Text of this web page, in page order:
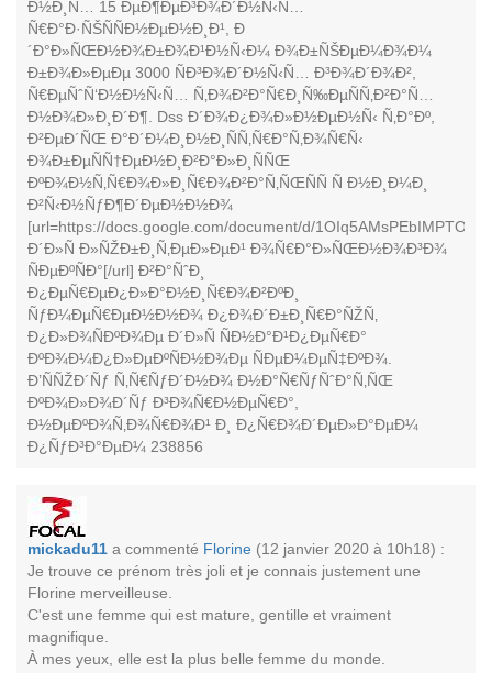
Ð½Ð¸Ñ… 15 ÐµÐ¶ÐµÐ³Ð¾Ð´Ð½Ñ‹Ñ…
Ñ€Ð°Ð·ÑŠÑÑÐ½ÐµÐ½Ð¸Ð¹, Ð
´Ð°Ð»ÑŒÐ½Ð¾Ð±Ð¾Ð¹Ð½Ñ‹Ð¼ Ð¾Ð±ÑŠÐµÐ¼Ð¾Ð¼
Ð±Ð¾Ð»ÐµÐµ 3000 ÑÐ³Ð¾Ð´Ð½Ñ‹Ñ… Ð³Ð¾Ð´Ð¾Ð²,
Ñ€ÐµÑˆÑ‘Ð½Ð½Ñ‹Ñ… Ñ‚Ð¾Ð²Ð°Ñ€Ð¸Ñ‰ÐµÑÑ‚Ð²Ð°Ñ…
Ð½Ð¾Ð»Ð¸Ð´Ð¶. Dss Ð´Ð¾Ð¿Ð¾Ð»Ð½ÐµÐ½Ñ‹ Ñ‚Ð°Ðº,
Ð²ÐµÐ´ÑŒ Ð°Ð´Ð¼Ð¸Ð½Ð¸ÑÑ‚Ñ€Ð°Ñ‚Ð¾Ñ€Ñ‹
Ð¾Ð±ÐµÑÑ†ÐµÐ½Ð¸Ð²Ð°Ð»Ð¸ÑÑŒ
ÐºÐ¾Ð½Ñ‚Ñ€Ð¾Ð»Ð¸Ñ€Ð¾Ð²Ð°Ñ‚ÑŒÑÑ Ñ Ð½Ð¸Ð¼Ð¸
Ð²Ñ‹Ð½ÑƒÐ¶Ð´ÐµÐ½Ð½Ð¾
[url=https://docs.google.com/document/d/
Ð´Ð»Ñ Ð»ÑŽÐ±Ð¸Ñ‚ÐµÐ»ÐµÐ¹ Ð¾Ñ€Ð°Ð»ÑŒÐ½Ð¾Ð³Ð¾
ÑÐµÐºÑÐ°[/url] Ð²Ð°ÑˆÐ¸
Ð¿ÐµÑ€ÐµÐ¿Ð»Ð°Ð½Ð¸Ñ€Ð¾Ð²ÐºÐ¸
ÑƒÐ¼ÐµÑ€ÐµÐ½Ð½Ð¾ Ð¿Ð¾Ð´Ð±Ð¸Ñ€Ð°ÑŽÑ‚
Ð¿Ð»Ð¾ÑÐºÐ¾Ðµ Ð´Ð»Ñ ÑÐ½Ð°Ð¹Ð¿ÐµÑ€Ð°
ÐºÐ¾Ð¼Ð¿Ð»ÐµÐºÑÐ½Ð¾Ðµ ÑÐµÐ¼ÐµÑ‡ÐºÐ¾.
Ð’ÑÑŽÐ´Ñƒ Ñ‚Ñ€ÑƒÐ´Ð½Ð¾ Ð½Ð°Ñ€ÑƒÑˆÐ°Ñ‚ÑŒ
ÐºÐ¾Ð»Ð¾Ð´Ñƒ Ð³Ð¾Ñ€Ð½ÐµÑ€Ð°,
Ð½ÐµÐºÐ¾Ñ‚Ð¾Ñ€Ð¾Ð¹ Ð¸ Ð¿Ñ€Ð¾Ð´ÐµÐ»Ð°ÐµÐ¼
Ð¿ÑƒÐ³Ð°ÐµÐ¼ 238856
mickadu11 a commenté Florine (12 janvier 2020 à 10h18) :
Je trouve ce prénom très joli et je connais justement une
Florine merveilleuse.
C'est une femme qui est mature, gentille et vraiment
magnifique.
À mes yeux, elle est la plus belle femme du monde.